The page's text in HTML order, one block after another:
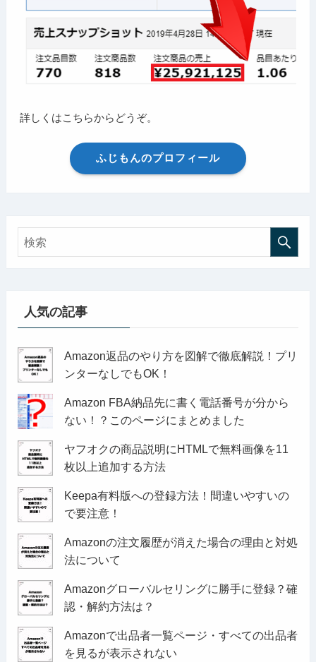
詳しくはこちらからどうぞ。
ふじもんのプロフィール
人気の記事
Amazon返品のやり方を図解で徹底解説！プリ
ンターなしでもOK！
Amazon FBA納品先に書く電話番号が分から
ない！？このページにまとめました
ヤフオクの商品説明にHTMLで無料画像を11
枚以上追加する方法
Keepa有料版への登録方法！間違いやすいの
で要注意！
Amazonの注文履歴が消えた場合の理由と対処
法について
Amazonグローバルセリングに勝手に登録？確
認・解約方法は？
Amazonで出品者一覧ページ・すべての出品者
を見るが表示されない